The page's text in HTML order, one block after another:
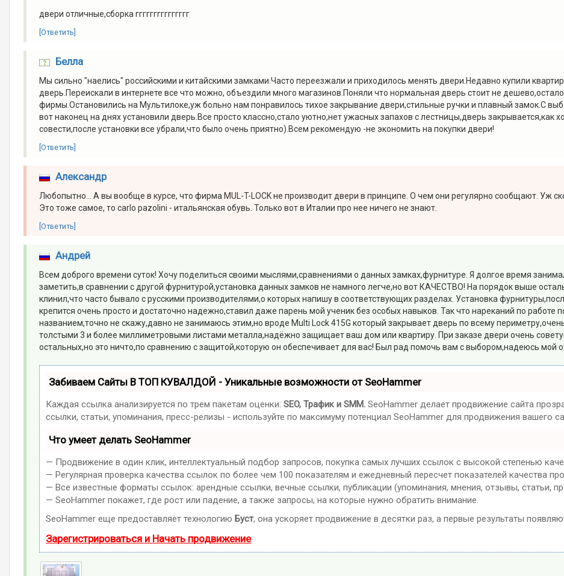
двери отличные,сборка ггггггггггггггг
[Ответить]
Белла
Мы сильно "наелись" российскими и китайскими замками.Часто переезжали и приходилось менять двери.Недавно купили
дверь.Переискали в интернете все что можно, объездили много магазинов.Поняли что нормальная дверь стоит не
фирмы.Остановились на Мультилоке,уж больно нам понравилось тихое закрывание двери,стильные ручки и плавный замок.С
вот наконец на днях установили дверь.Все просто классно,стало уютно,нет ужасных запахов с лестницы,дверь закрывается,как
совести,после установки все убрали,что было очень приятно).Всем рекомендую -не экономить на покупки двери!
[Ответить]
Александр
Любопытно... А вы вообще в курсе, что фирма MUL-T-LOCK не производит двери в принципе. О чем они регулярно сообщают. Уж
Это тоже самое, то carlo pazolini - итальянская обувь. Только вот в Италии про нее ничего не знают.
[Ответить]
Андрей
Всем доброго времени суток! Хочу поделиться своими мыслями,сравнениями о данных замках,фурнитуре. Я долгое время
заметить,в сравнении с другой фурнитурой,установка данных замков не намного легче,но вот КАЧЕСТВО! На порядок выше
клинил,что часто бывало с русскими производителями,о которых напишу в соответствующих разделах. Установка
крепится очень просто и достаточно надежно,ставил даже парень мой ученик без особых навыков. Так что нареканий по работе
названием,точно не скажу,давно не занимаюсь этим,но вроде Multi Lock 415G который закрывает дверь по всему
толстыми 3 и более миллиметровыми листами металла,надёжно защищает ваш дом или квартиру. При заказе двери очень
остальных,но это ничто,по сравнению с защитой,которую он обеспечивает для вас! Был рад помочь вам с выбором,надеюсь мой
Забиваем Сайты В ТОП КУВАЛДОЙ - Уникальные возможности от SeoHammer
Каждая ссылка анализируется по трем пакетам оценки:SEO, Трафик и SMM. SeoHammer делает продвижение сайта
ссылки, статьи, упоминания, пресс-релизы - используйте по максимуму потенциал SeoHammer для продвижения вашего
Что умеет делать SeoHammer
— Продвижение в один клик, интеллектуальный подбор запросов, покупка самых лучших ссылок с высокой степенью
— Регулярная проверка качества ссылок по более чем 100 показателям и ежедневный пересчет показателей качества
— Все известные форматы ссылок: арендные ссылки, вечные ссылки, публикации (упоминания, мнения, отзывы, статьи,
— SeoHammer покажет, где рост или падение, а также запросы, на которые нужно обратить внимание.
SeoHammer еще предоставляет технологиюБуст, она ускоряет продвижение в десятки раз, а первые результаты
Зарегистрироваться и Начать продвижение